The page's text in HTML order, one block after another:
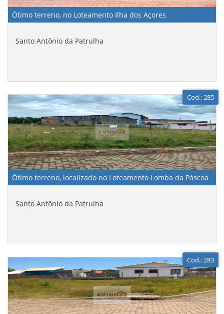
Ótimo terreno, no Loteamento Ilha dos Açores
Santo Antônio da Patrulha
Cod.: 285
Ótimo terreno, localizado no Loteamento Lomba da Páscoa
Santo Antônio da Patrulha
Cod.: 283